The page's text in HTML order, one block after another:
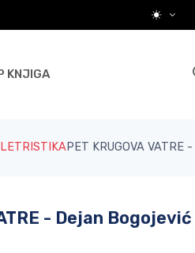
KNJIGA
PET KRUGOVA VATRE
- Dejan Bogojević